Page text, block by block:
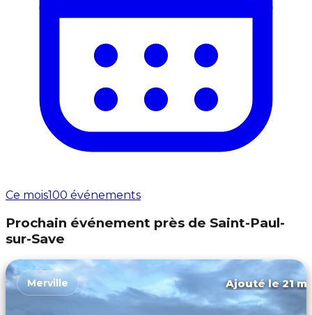
Ce mois100 événements
Prochain événement près de Saint-Paul-
sur-Save
Merville Ajouté le 21